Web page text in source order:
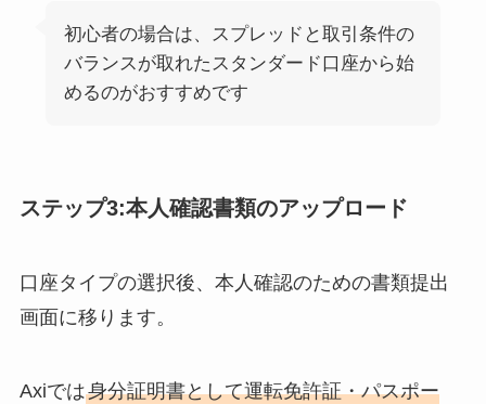
初心者の場合は、スプレッドと取引条件の
バランスが取れたスタンダード口座から始
めるのがおすすめです
ステップ3:本人確認書類のアップロード
口座タイプの選択後、本人確認のための書類提出
画面に移ります。
Axiでは身分証明書として運転免許証・パスポー